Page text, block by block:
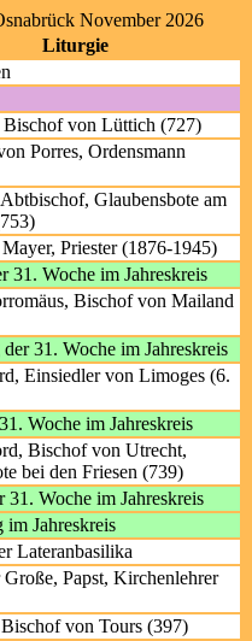
November 2026
Liturgie
von Lüttich (727)
Porres, Ordensmann
Glaubensbote am
Priester (1876-1945)
31. Woche im Jahreskreis
Bischof von Mailand
31. Woche im Jahreskreis
Einsiedler von Limoges (6.
Woche im Jahreskreis
Bischof von Utrecht,
bei den Friesen (739)
31. Woche im Jahreskreis
im Jahreskreis
Lateranbasilika
Papst, Kirchenlehrer
von Tours (397)